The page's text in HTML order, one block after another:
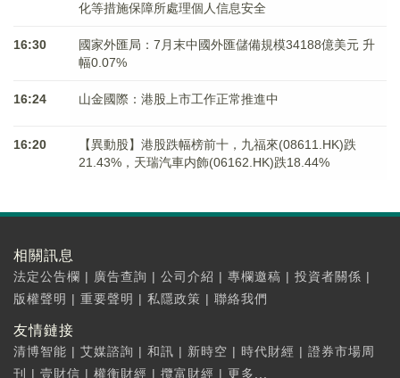
化等措施保障所處理個人信息安全
16:30
國家外匯局：7月末中國外匯儲備規模34188億美元 升
幅0.07%
16:24 山金國際：港股上市工作正常推進中
16:20
【異動股】港股跌幅榜前十，九福來(08611.HK)跌
21.43%，天瑞汽車内飾(06162.HK)跌18.44%
相關訊息
法定公告欄 | 廣告查詢 | 公司介紹 | 專欄邀稿 | 投資者關係 |
版權聲明 | 重要聲明 | 私隱政策 | 聯絡我們
友情鏈接
清博智能 | 艾媒諮詢 | 和訊 | 新時空 | 時代財經 | 證券市場周
刊
| 壹財信 | 權衡財經 | 攬富財經 | 更多...